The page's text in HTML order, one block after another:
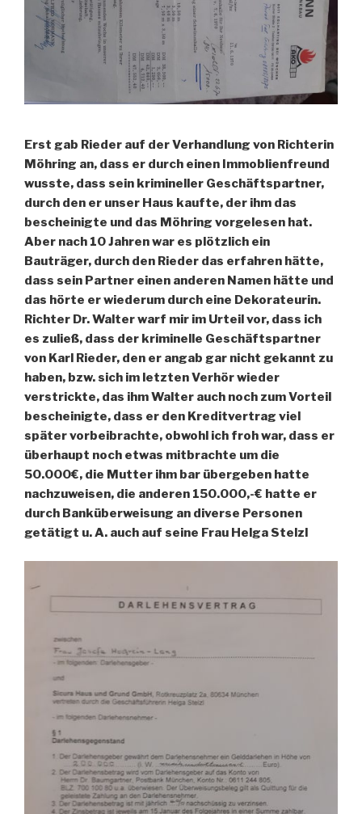
Erst gab Rieder auf der Verhandlung von Richterin
Möhring an, dass er durch einen Immoblienfreund
wusste, dass sein krimineller Geschäftspartner,
durch den er unser Haus kaufte, der ihm das
bescheinigte und das Möhring vorgelesen hat.
Aber nach 10 Jahren war es plötzlich ein
Bauträger, durch den Rieder das erfahren hätte,
dass sein Partner einen anderen Namen hätte und
das hörte er wiederum durch eine Dekorateurin.
Richter Dr. Walter warf mir im Urteil vor, dass ich
es zuließ, dass der kriminelle Geschäftspartner
von Karl Rieder, den er angab gar nicht gekannt zu
haben, bzw. sich im letzten Verhör wieder
verstrickte, das ihm Walter auch noch zum Vorteil
bescheinigte, dass er den Kreditvertrag viel
später vorbeibrachte, obwohl ich froh war, dass er
überhaupt noch etwas mitbrachte um die
50.000€, die Mutter ihm bar übergeben hatte
nachzuweisen, die anderen 150.000,-€ hatte er
durch Banküberweisung an diverse Personen
getätigt u. A. auch auf seine Frau Helga Stelzl